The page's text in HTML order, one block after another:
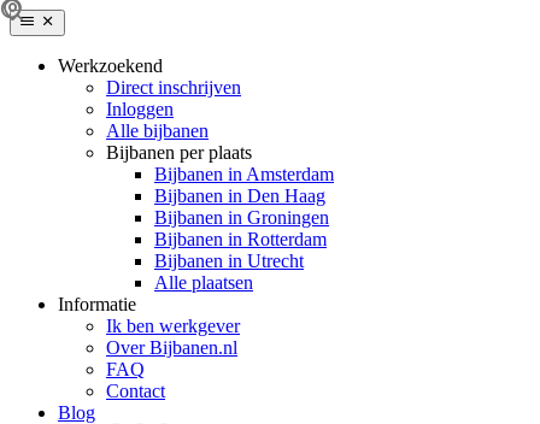
Werkzoekend
Direct inschrijven
Inloggen
Alle bijbanen
Bijbanen per plaats
Bijbanen in Amsterdam
Bijbanen in Den Haag
Bijbanen in Groningen
Bijbanen in Rotterdam
Bijbanen in Utrecht
Alle plaatsen
Informatie
Ik ben werkgever
Over Bijbanen.nl
FAQ
Contact
Blog